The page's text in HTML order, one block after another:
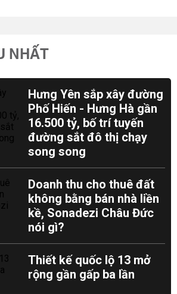
NHẤT
Hưng Yên sắp xây đường
Phố Hiến - Hưng Hà gần
16.500 tỷ, bố trí tuyến
đường sắt đô thị chạy
song song
Doanh thu cho thuê đất
không bằng bán nhà liền
kề, Sonadezi Châu Đức
nói gì?
Thiết kế quốc lộ 13 mở
rộng gần gấp ba lần